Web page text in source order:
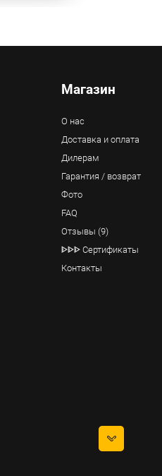
Магазин
О нас
Доставка и оплата
Дилерам
Гарантия / возврат
Фото
FAQ
Отзывы (9)
ᐈᐈᐈ Сертификаты
Контакты